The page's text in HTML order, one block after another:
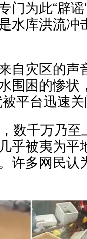
门为此“辟
水库洪流冲
自灾区的声
围困的惨状
平台迅速
数千万乃至
乎被夷为平
许多网民认